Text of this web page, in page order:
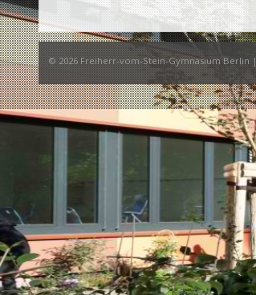
© 2026 Freiherr-vom-Stein-Gymnasium Berlin |